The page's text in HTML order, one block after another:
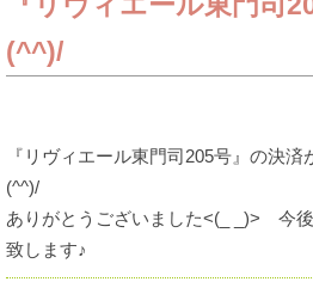
(^^)/
『リヴィエール東門司205号』の決
(^^)/
ありがとうございました<(_ _)> 今
致します♪